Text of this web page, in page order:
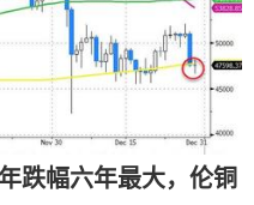
跌幅六年最大，伦铜